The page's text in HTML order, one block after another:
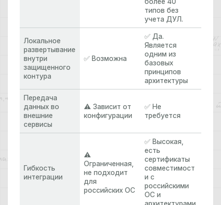
типов без
учета ДУЛ.
Локальное
развертывание
внутри
защищенного
контура
✅ Возможна
✅ Да.
Является
одним из
базовых
принципов
архитектуры
Передача
данных во
внешние
сервисы
⚠️ Зависит от
конфигурации
✅ Не
требуется
Гибкость
интеграции
⚠️
Ограниченная,
не подходит
для
российских ОС
✅ Высокая,
есть
сертификаты
совместимост
и с
российскими
ОС и